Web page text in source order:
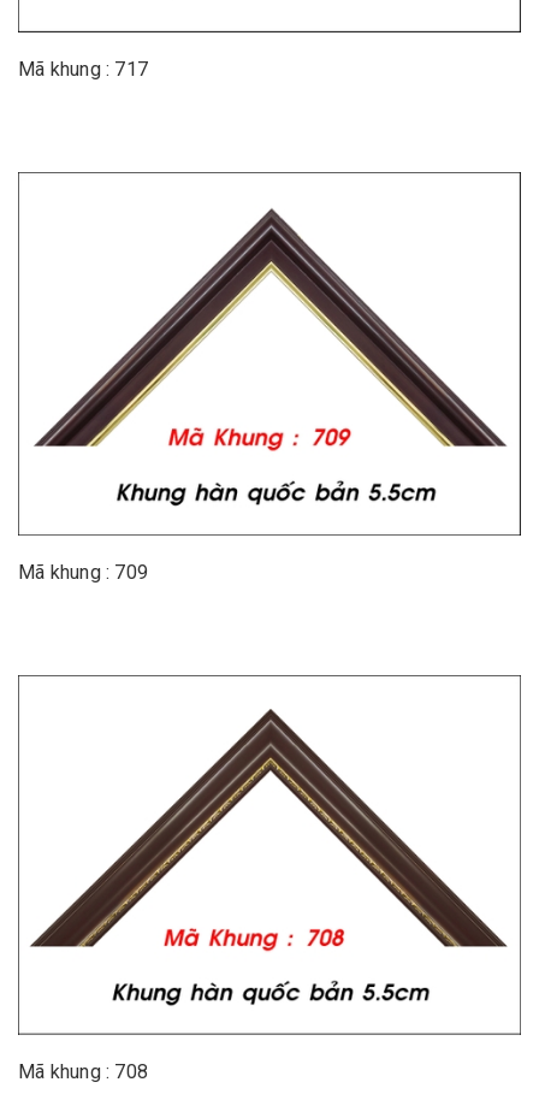
Mã khung : 717
Mã khung : 709
Mã khung : 708